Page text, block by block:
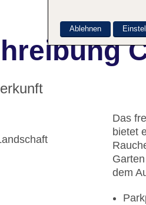
Das
bietet
dem
Ablehnen